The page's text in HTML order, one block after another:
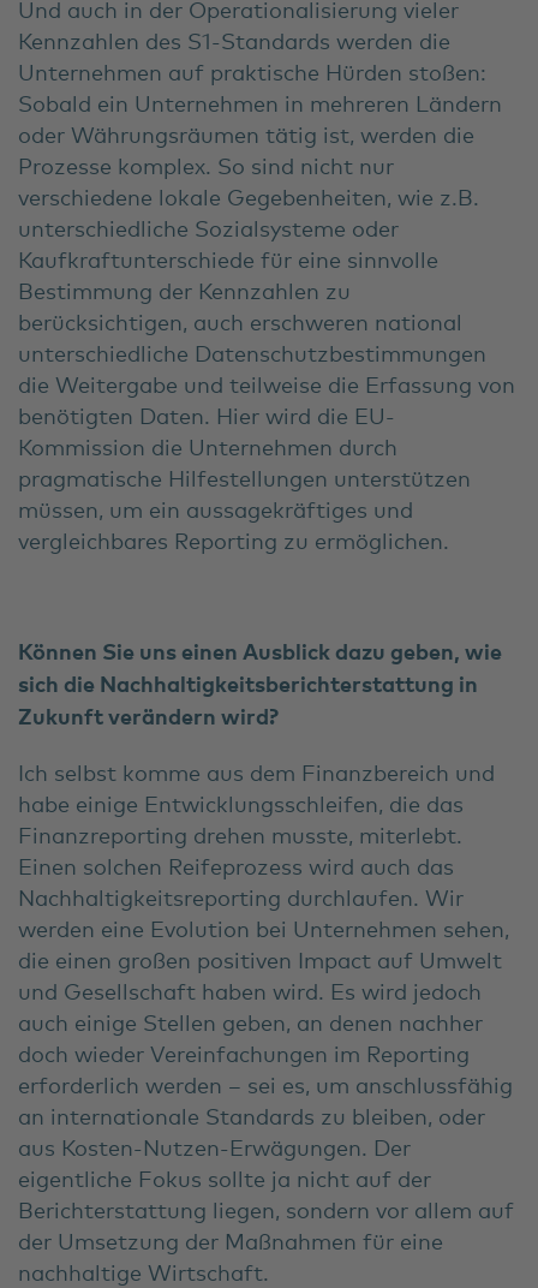
Und auch in der Operationalisierung vieler
Kennzahlen des S1-Standards werden die
Unternehmen auf praktische Hürden stoßen:
Sobald ein Unternehmen in mehreren Ländern
oder Währungsräumen tätig ist, werden die
Prozesse komplex. So sind nicht nur
verschiedene lokale Gegebenheiten, wie z.B.
unterschiedliche Sozialsysteme oder
Kaufkraftunterschiede für eine sinnvolle
Bestimmung der Kennzahlen zu
berücksichtigen, auch erschweren national
unterschiedliche Datenschutzbestimmungen
die Weitergabe und teilweise die Erfassung von
benötigten Daten. Hier wird die EU-
Kommission die Unternehmen durch
pragmatische Hilfestellungen unterstützen
müssen, um ein aussagekräftiges und
vergleichbares Reporting zu ermöglichen.
Können Sie uns einen Ausblick dazu geben, wie
sich die Nachhaltigkeitsberichterstattung in
Zukunft verändern wird?
Ich selbst komme aus dem Finanzbereich und
habe einige Entwicklungsschleifen, die das
Finanzreporting drehen musste, miterlebt.
Einen solchen Reifeprozess wird auch das
Nachhaltigkeitsreporting durchlaufen. Wir
werden eine Evolution bei Unternehmen sehen,
die einen großen positiven Impact auf Umwelt
und Gesellschaft haben wird. Es wird jedoch
auch einige Stellen geben, an denen nachher
doch wieder Vereinfachungen im Reporting
erforderlich werden – sei es, um anschlussfähig
an internationale Standards zu bleiben, oder
aus Kosten-Nutzen-Erwägungen. Der
eigentliche Fokus sollte ja nicht auf der
Berichterstattung liegen, sondern vor allem auf
der Umsetzung der Maßnahmen für eine
nachhaltige Wirtschaft.